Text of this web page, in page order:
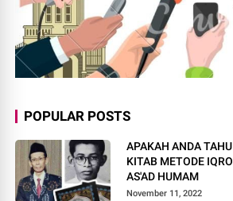
POPULAR POSTS
APAKAH ANDA
KITAB METODE
AS'AD HUMAM
November 11, 2022